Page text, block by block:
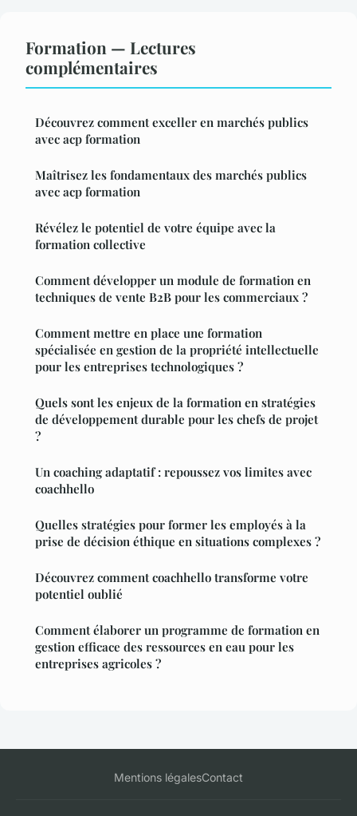
Formation — Lectures
complémentaires
Découvrez comment exceller en marchés publics
avec acp formation
Maîtrisez les fondamentaux des marchés publics
avec acp formation
Révélez le potentiel de votre équipe avec la
formation collective
Comment développer un module de formation en
techniques de vente B2B pour les commerciaux ?
Comment mettre en place une formation
spécialisée en gestion de la propriété intellectuelle
pour les entreprises technologiques ?
Quels sont les enjeux de la formation en stratégies
de développement durable pour les chefs de projet
?
Un coaching adaptatif : repoussez vos limites avec
coachhello
Quelles stratégies pour former les employés à la
prise de décision éthique en situations complexes ?
Découvrez comment coachhello transforme votre
potentiel oublié
Comment élaborer un programme de formation en
gestion efficace des ressources en eau pour les
entreprises agricoles ?
Mentions légalesContact